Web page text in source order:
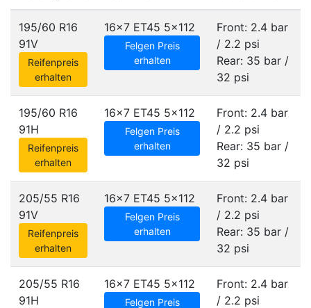
195/60 R16
91V
Reifenpreis
erhalten
16x7 ET45 5x112
Felgen Preis
erhalten
Front: 2.4 bar
/ 2.2 psi
Rear: 35 bar /
32 psi
195/60 R16
91H
Reifenpreis
erhalten
16x7 ET45 5x112
Felgen Preis
erhalten
Front: 2.4 bar
/ 2.2 psi
Rear: 35 bar /
32 psi
205/55 R16
91V
Reifenpreis
erhalten
16x7 ET45 5x112
Felgen Preis
erhalten
Front: 2.4 bar
/ 2.2 psi
Rear: 35 bar /
32 psi
205/55 R16
91H
16x7 ET45 5x112
Felgen Preis
Front: 2.4 bar
/ 2.2 psi